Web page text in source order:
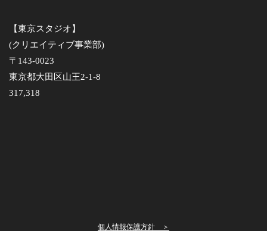
【東京スタジオ】
(クリエイティブ事業部)
〒143-0023
東京都大田区山王2-1-8
317,318
個人情報保護方針 ＞